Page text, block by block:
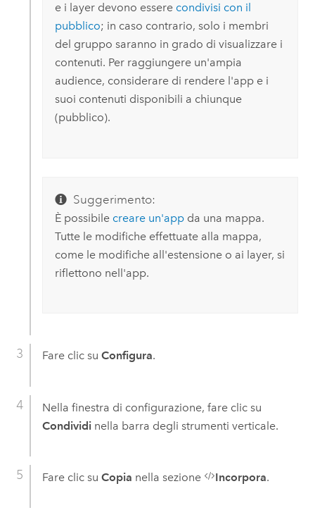
e i layer devono essere condivisi con il
pubblico; in caso contrario, solo i membri
del gruppo saranno in grado di visualizzare i
contenuti. Per raggiungere un'ampia
audience, considerare di rendere l'app e i
suoi contenuti disponibili a chiunque
(pubblico).
Suggerimento:
È possibile creare un'appda una mappa.
Tutte le modifiche effettuate alla mappa,
come le modifiche all'estensione o ai layer, si
riflettono nell'app.
Fare clic su Configura.
Nella finestra di configurazione, fare clic su
Condividinella barra degli strumenti verticale.
Fare clic su Copia nella sezione Incorpora.